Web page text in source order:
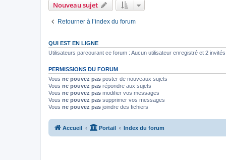
Nouveau sujet
Retourner à l’index du forum
QUI EST EN LIGNE
Utilisateurs parcourant ce forum : Aucun utilisateur enregistré et 2 invités
PERMISSIONS DU FORUM
Vous ne pouvez pas poster de nouveaux sujets
Vous ne pouvez pas répondre aux sujets
Vous ne pouvez pas modifier vos messages
Vous ne pouvez pas supprimer vos messages
Vous ne pouvez pas joindre des fichiers
Accueil Portail Index du forum